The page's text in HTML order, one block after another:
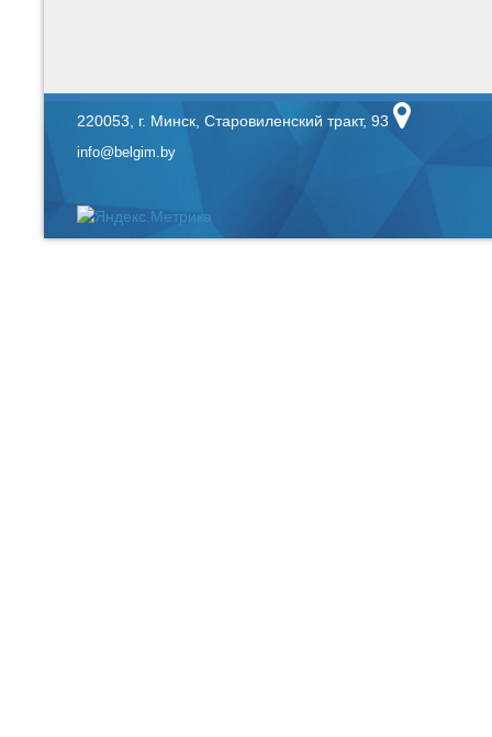
220053, г. Минск, Старовиленский тракт, 93
info@belgim.by